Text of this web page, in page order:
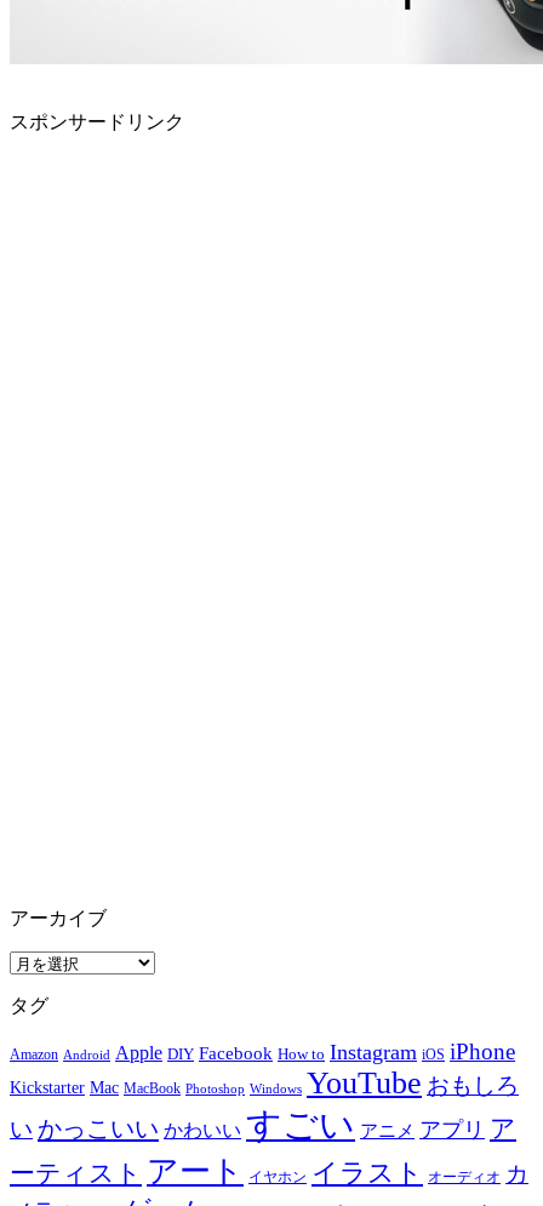
スポンサードリンク
アーカイブ
ア
カ
ブ
タグ
Amazon Android Apple DIY Facebook How to Instagram iOS iPhone
Kickstarter Mac MacBook Photoshop Windows YouTube おもしろ
い かっこいい かわいい すごい アニメ アプリ ア
ーティスト アート イヤホン イラスト オーディオ カ